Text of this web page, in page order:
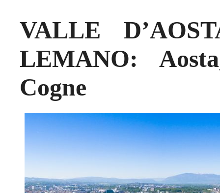
VALLE
LEMANO:
Cogne